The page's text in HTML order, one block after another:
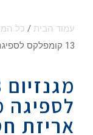
עמוד הבית / כל
13 קומפלקס לספיגה מושלמת (90 יח') -אריזת חסכון
אריזת